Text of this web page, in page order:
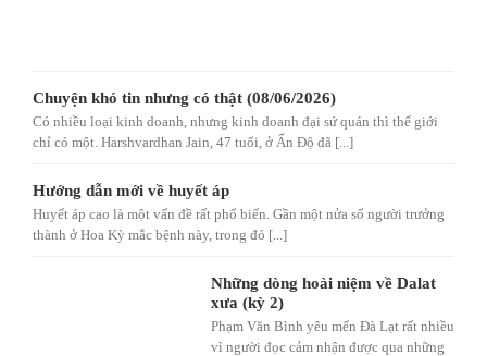
Chuyện khó tin nhưng có thật (08/06/2026)
Có nhiều loại kinh doanh, nhưng kinh doanh đại sứ quán thì thế giới
chỉ có một. Harshvardhan Jain, 47 tuổi, ở Ấn Độ đã [...]
Hướng dẫn mới về huyết áp
Huyết áp cao là một vấn đề rất phổ biến. Gần một nửa số người trưởng
thành ở Hoa Kỳ mắc bệnh này, trong đó [...]
Những dòng hoài niệm về Dalat
xưa (kỳ 2)
Phạm Văn Bình yêu mến Đà Lạt rất nhiều
vì người đọc cảm nhận được qua những